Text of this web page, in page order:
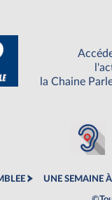
la Chaine
UNE SEMAINE